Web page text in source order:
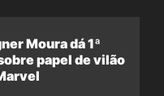
Moura dá 1ª
papel de vilão